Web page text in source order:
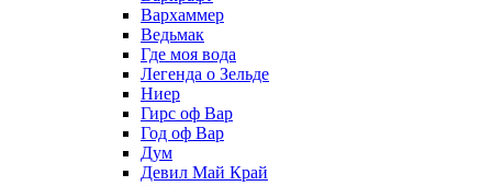
Вархаммер
Ведьмак
Где моя вода
Легенда о Зельде
Ниер
Гирс оф Вар
Год оф Вар
Дум
Девил Май Край